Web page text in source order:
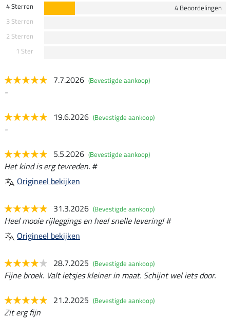
4 Sterren
4 Beoordelingen
3 Sterren
2 Sterren
1 Ster
7.7.2026 (Bevestigde aankoop)
-
19.6.2026 (Bevestigde aankoop)
-
5.5.2026 (Bevestigde aankoop)
Het kind is erg tevreden. #
Origineel bekijken
31.3.2026 (Bevestigde aankoop)
Heel mooie rijleggings en heel snelle levering! #
Origineel bekijken
28.7.2025 (Bevestigde aankoop)
Fijne broek. Valt ietsjes kleiner in maat. Schijnt wel iets door.
21.2.2025 (Bevestigde aankoop)
Zit erg fijn